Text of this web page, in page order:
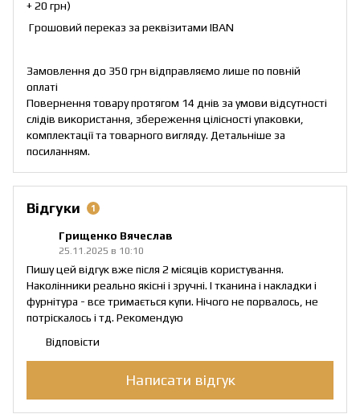
+ 20 грн)
Грошовий переказ за реквізитами IBAN
Замовлення до 350 грн відправляємо лише по повній
оплаті
Повернення товару протягом 14 днів за умови відсутності
слідів використання, збереження цілісності упаковки,
комплектації та товарного вигляду. Детальніше за
посиланням.
Відгуки 1
Грищенко Вячеслав
25.11.2025 в 10:10
Пишу цей відгук вже після 2 місяців користування.
Наколінники реально якісні і зручні. І тканина і накладки і
фурнітура - все тримається купи. Нічого не порвалось, не
потріскалось і тд. Рекомендую
Відповісти
Написати відгук